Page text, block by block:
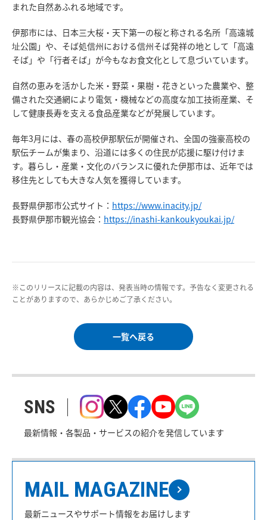
まれた自然あふれる地域です。
伊那市には、日本三大桜・天下第一の桜と称される名所「高遠城
址公園」や、そば処信州における信州そば発祥の地として「高遠
そば」や「行者そば」が今もなお食文化として息づいています。
自然の恵みを活かした米・野菜・果樹・花きといった農業や、整
備された交通網により電気・機械などの高度な加工技術産業、そ
して健康長寿を支える食品産業などが発展しています。
毎年3月には、春の高校伊那駅伝が開催され、全国の強豪高校の
駅伝チームが集まり、沿道には多くの住民が応援に駆け付けま
す。暮らし・産業・文化のバランスに優れた伊那市は、近年では
移住先としても大きな人気を獲得しています。
長野県伊那市公式サイト： https://www.inacity.jp/
長野県伊那市観光協会： https://inashi-kankoukyoukai.jp/
※このリリースに記載の内容は、発表当時の情報です。予告なく変更される
ことがありますので、あらかじめご了承ください。
一覧へ戻る
SNS
最新情報・各製品・サービスの紹介を発信しています
MAIL MAGAZINE
最新ニュースやサポート情報をお届けします